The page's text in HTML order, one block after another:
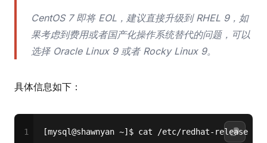
CentOS 7 即将 EOL，建议直接升级到 RHEL 9，如
果考虑到费用或者国产化操作系统替代的问题，可以
选择 Oracle Linux 9 或者 Rocky Linux 9。
具体信息如下：
1
[mysql@shawnyan ~]$ cat /etc/redhat-release